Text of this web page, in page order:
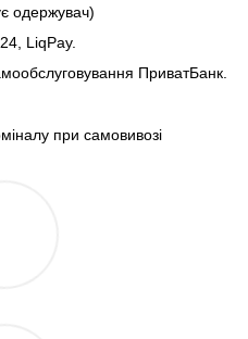
одержувач)
LiqPay.
ПриватБанк.
при самовивозі